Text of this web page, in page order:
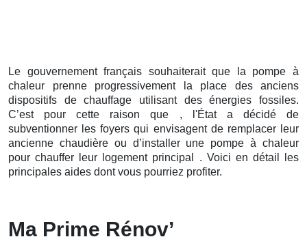
Le gouvernement français souhaiterait que la pompe à
chaleur prenne progressivement la place des anciens
dispositifs de chauffage utilisant des énergies fossiles.
C’est pour cette raison que , l'État a décidé de
subventionner les foyers qui envisagent de remplacer leur
ancienne chaudière ou d’installer une pompe à chaleur
pour chauffer leur logement principal . Voici en détail les
principales aides dont vous pourriez profiter.
Ma Prime Rénov’